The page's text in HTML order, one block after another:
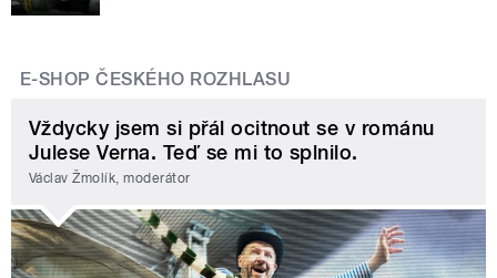
E-SHOP ČESKÉHO ROZHLASU
Vždycky jsem si přál ocitnout se v románu
Julese Verna. Teď se mi to splnilo.
Václav Žmolík, moderátor